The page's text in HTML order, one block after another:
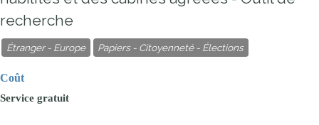
recherche
Étranger - Europe Papiers - Citoyenneté - Élections
Coût
Service gratuit